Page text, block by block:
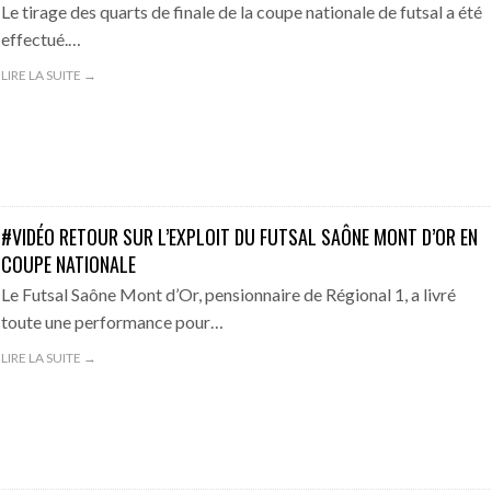
Le tirage des quarts de finale de la coupe nationale de futsal a été
effectué.…
LIRE LA SUITE →
#VIDÉO RETOUR SUR L’EXPLOIT DU FUTSAL SAÔNE MONT D’OR EN
COUPE NATIONALE
Le Futsal Saône Mont d’Or, pensionnaire de Régional 1, a livré
toute une performance pour…
LIRE LA SUITE →